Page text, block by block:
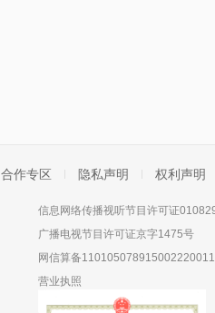
合作专区 隐私声明 权利声明
信息网络传播视听节目许可证
广播电视节目许可证京字1475号
网信算备
营业执照